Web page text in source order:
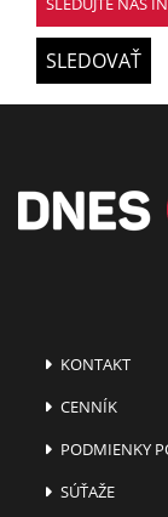
SLEDOVAŤ
KONTAKT
CENNÍK
PODMIENKY
SÚŤAŽE